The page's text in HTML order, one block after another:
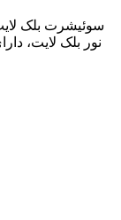
سوئیشرت بلک
نور بلک لایت،